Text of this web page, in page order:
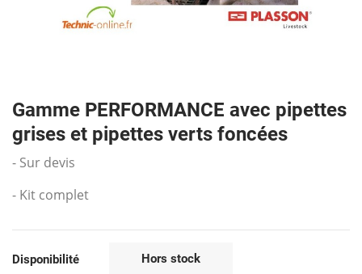
Gamme PERFORMANCE avec pipettes
grises et pipettes verts foncées
- Sur devis
- Kit complet
Disponibilité Hors stock